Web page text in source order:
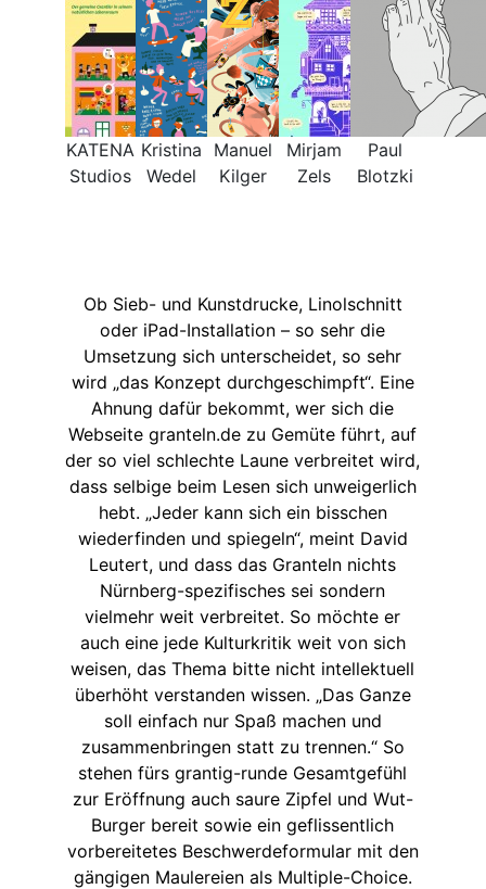
KATENA
Studios
Kristina
Wedel
Manuel
Kilger
Mirjam
Zels
Paul
Blotzki
Ob Sieb- und Kunstdrucke, Linolschnitt
oder iPad-Installation – so sehr die
Umsetzung sich unterscheidet, so sehr
wird „das Konzept durchgeschimpft“. Eine
Ahnung dafür bekommt, wer sich die
Webseite granteln.de zu Gemüte führt, auf
der so viel schlechte Laune verbreitet wird,
dass selbige beim Lesen sich unweigerlich
hebt. „Jeder kann sich ein bisschen
wiederfinden und spiegeln“, meint David
Leutert, und dass das Granteln nichts
Nürnberg-spezifisches sei sondern
vielmehr weit verbreitet. So möchte er
auch eine jede Kulturkritik weit von sich
weisen, das Thema bitte nicht intellektuell
überhöht verstanden wissen. „Das Ganze
soll einfach nur Spaß machen und
zusammenbringen statt zu trennen.“ So
stehen fürs grantig-runde Gesamtgefühl
zur Eröffnung auch saure Zipfel und Wut-
Burger bereit sowie ein geflissentlich
vorbereitetes Beschwerdeformular mit den
gängigen Maulereien als Multiple-Choice.